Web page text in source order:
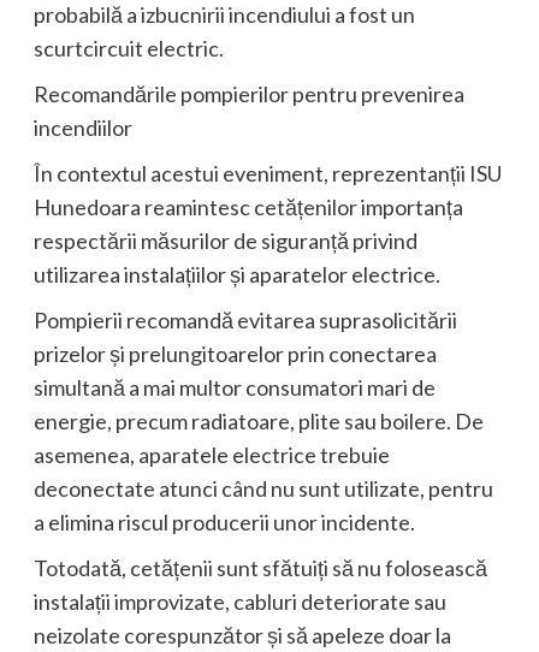
probabilă a izbucnirii incendiului a fost un
scurtcircuit electric.
Recomandările pompierilor pentru prevenirea
incendiilor
În contextul acestui eveniment, reprezentanții ISU
Hunedoara reamintesc cetățenilor importanța
respectării măsurilor de siguranță privind
utilizarea instalațiilor și aparatelor electrice.
Pompierii recomandă evitarea suprasolicitării
prizelor și prelungitoarelor prin conectarea
simultană a mai multor consumatori mari de
energie, precum radiatoare, plite sau boilere. De
asemenea, aparatele electrice trebuie
deconectate atunci când nu sunt utilizate, pentru
a elimina riscul producerii unor incidente.
Totodată, cetățenii sunt sfătuiți să nu folosească
instalații improvizate, cabluri deteriorate sau
neizolate corespunzător și să apeleze doar la